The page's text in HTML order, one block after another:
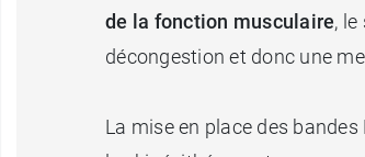
de la fonction musculaire,
décongestion et donc une
La mise en place des